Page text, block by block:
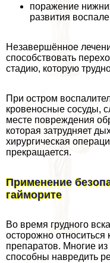
поражение
развития
Незавершённое
способствовать
стадию, которую
При остром
кровеносные сосуды,
месте повреждения
которая затрудняет
хирургическая
прекращается.
Применение
гайморите
Во время грудного
осторожно
препаратов. Многие
способны навредить